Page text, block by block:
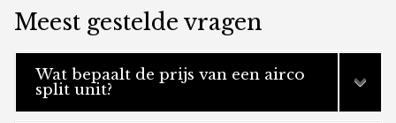
Meest gestelde vragen
Wat bepaalt de prijs van een airco
split unit?